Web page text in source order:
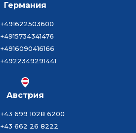
Германия
+491622503600
+4915734341476
+4916090416166
+4922349291441
Австрия
+43 699 1028 6200
+43 662 26 8222